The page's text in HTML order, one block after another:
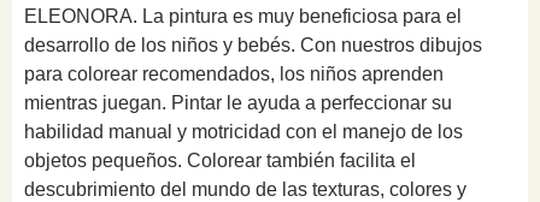
ELEONORA. La pintura es muy beneficiosa para el
desarrollo de los niños y bebés. Con nuestros dibujos
para colorear recomendados, los niños aprenden
mientras juegan. Pintar le ayuda a perfeccionar su
habilidad manual y motricidad con el manejo de los
objetos pequeños. Colorear también facilita el
descubrimiento del mundo de las texturas, colores y